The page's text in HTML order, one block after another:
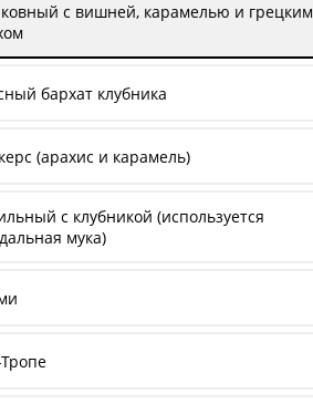
с вишней, карамелью и грецким
бархат клубника
(арахис и карамель)
с клубникой (используется
мука)